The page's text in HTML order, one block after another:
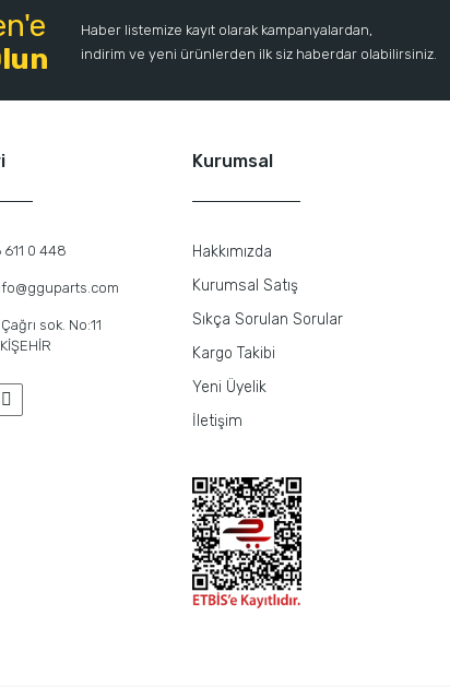
Haber listemize kayıt olarak kampanyalardan,
indirim ve yeni ürünlerden ilk siz haberdar olabilirsiniz.
0 448
sok. No:11
Kurumsal
Hakkımızda
Kurumsal Satış
Sıkça Sorulan Sorular
Kargo Takibi
Yeni Üyelik
İletişim